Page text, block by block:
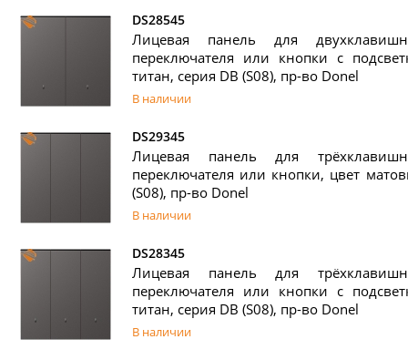
DS28545
Лицевая панель для
переключателя или кнопки с
титан, серия DB (S08), пр-во Donel
В наличии
DS29345
Лицевая панель для
переключателя или кнопки, цвет
(S08), пр-во Donel
В наличии
DS28345
Лицевая панель для
переключателя или кнопки с
титан, серия DB (S08), пр-во Donel
В наличии